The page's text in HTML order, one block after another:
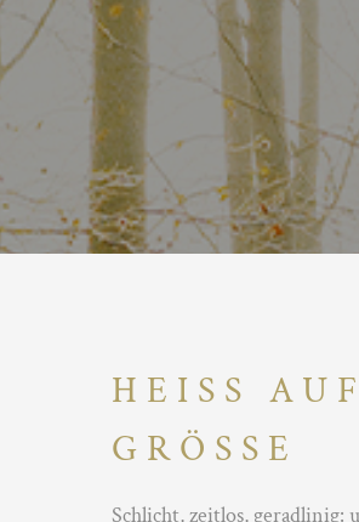
HEISS AUF
GRÖSSE
Schlicht, zeitlos, geradlinig: